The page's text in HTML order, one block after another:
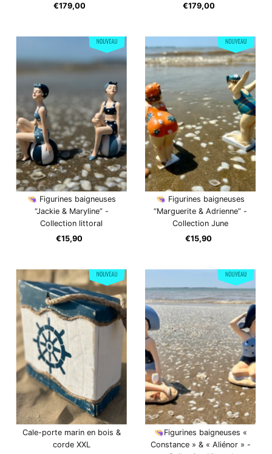
Prix
€179,00
Prix
€179,00
👒 Figurines baigneuses
“Jackie & Maryline” -
Collection littoral
Prix
€15,90
👒 Figurines baigneuses
“Marguerite & Adrienne” -
Collection June
Prix
€15,90
Cale-porte marin en bois &
corde XXL
👒Figurines baigneuses «
Constance » & « Aliénor » -